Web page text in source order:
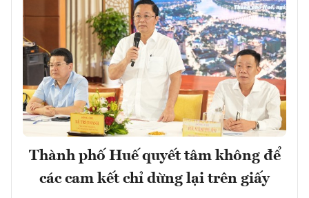
Thành phố Huế quyết tâm không để
các cam kết chỉ dừng lại trên giấy